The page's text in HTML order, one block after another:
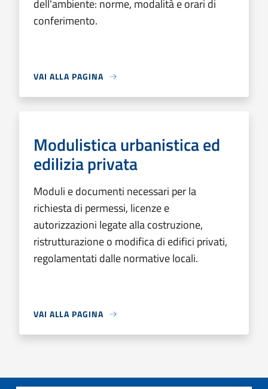
dell'ambiente: norme, modalità e orari di
conferimento.
VAI ALLA PAGINA
Modulistica urbanistica ed
edilizia privata
Moduli e documenti necessari per la
richiesta di permessi, licenze e
autorizzazioni legate alla costruzione,
ristrutturazione o modifica di edifici privati,
regolamentati dalle normative locali.
VAI ALLA PAGINA